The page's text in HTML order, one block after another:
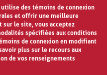
des témoins de connexion
et offrir une meilleure
sur le site, vous acceptez
spécifiées aux conditions
de connexion en modifiant
plus sur le recours aux
de vos renseignements